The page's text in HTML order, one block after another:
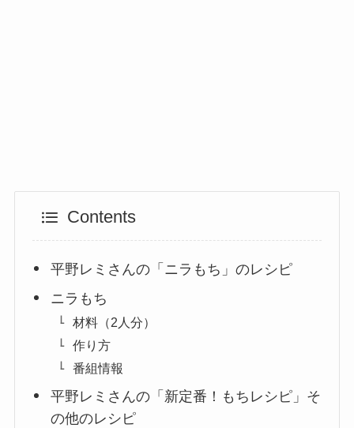
Contents
平野レミさんの「ニラもち」のレシピ
ニラもち
材料（2人分）
作り方
番組情報
平野レミさんの「新定番！もちレシピ」そ
の他のレシピ